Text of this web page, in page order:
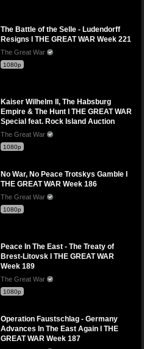
The Battle of the Selle - Ludendorff
Resigns I THE GREAT WAR Week 221
The Great War
1080p
Kaiser Wilhelm II, The Habsburg
Empire & The Hunt I THE GREAT WAR
Special feat. Rock Island Auction
The Great War
1080p
No War, No Peace Trotskys Gamble I
THE GREAT WAR Week 186
The Great War
1080p
Peace In The East - The Treaty of
Brest-Litovsk I THE GREAT WAR
Week 189
The Great War
1080p
Operation Faustschlag - Germany
Advances In The East Again I THE
GREAT WAR Week 187